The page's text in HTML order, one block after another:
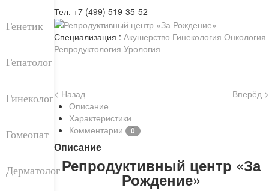
Тел. +7 (499) 519-35-52
Специализация : Акушерство Гинекология Онкология
Репродуктология Урология
< Назад
Вперёд >
Описание
Характеристики
Комментарии
0
Описание
Репродуктивный центр «За
Рождение»
Генетик
Гепатолог
Гинеколог
Гомеопат
Дерматолог